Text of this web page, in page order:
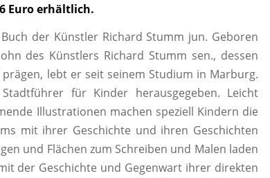
Euro erhältlich.
der Künstler Richard Stumm jun. Geboren
des Künstlers Richard Stumm sen., dessen
lebt er seit seinem Studium in Marburg.
für Kinder herausgegeben. Leicht
Illustrationen machen speziell Kindern die
mit ihrer Geschichte und ihren Geschichten
und Flächen zum Schreiben und Malen laden
der Geschichte und Gegenwart ihrer direkten